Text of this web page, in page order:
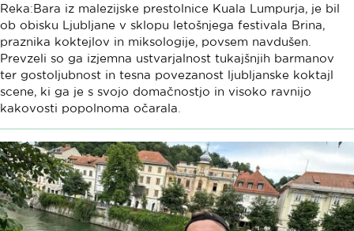
Reka:Bara iz malezijske prestolnice Kuala Lumpurja, je bil
ob obisku Ljubljane v sklopu letošnjega festivala Brina,
praznika koktejlov in miksologije, povsem navdušen.
Prevzeli so ga izjemna ustvarjalnost tukajšnjih barmanov
ter gostoljubnost in tesna povezanost ljubljanske koktajl
scene, ki ga je s svojo domačnostjo in visoko ravnijo
kakovosti popolnoma očarala.